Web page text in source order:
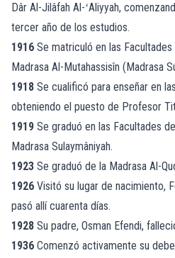
Dâr Al-Jilâfah Al-ʻAliyyah,
tercer año de los estudios.
1916 Se matriculó en las
Madrasa Al-Mutahassisîn (Madrasa
1918 Se cualificó para enseñar en
obteniendo el puesto de Profesor
1919 Se graduó en las Facultades
Madrasa Sulaymâniyah.
1923 Se graduó de la Madrasa Al-
1926 Visitó su lugar de nacimiento,
pasó allí cuarenta días.
1928 Su padre, Osman Efendi,
1936 Comenzó activamente su